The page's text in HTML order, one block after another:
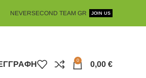
NEVERSECOND TEAM GR JOIN US
0 0,00 €